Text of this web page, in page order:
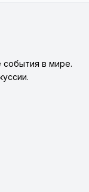
события в мире.